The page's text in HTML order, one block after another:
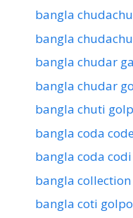
bangla
bangla
bangla chudar
bangla chudar
bangla chuti
bangla coda
bangla coda
bangla collection
bangla coti golpo